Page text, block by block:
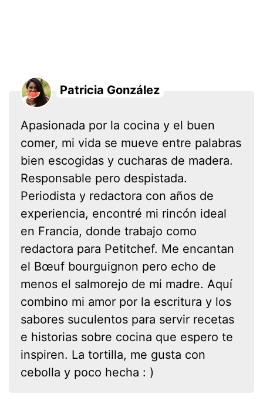
Patricia González
Apasionada por la cocina y el buen
comer, mi vida se mueve entre palabras
bien escogidas y cucharas de madera.
Responsable pero despistada.
Periodista y redactora con años de
experiencia, encontré mi rincón ideal
en Francia, donde trabajo como
redactora para Petitchef. Me encantan
el Bœuf bourguignon pero echo de
menos el salmorejo de mi madre. Aquí
combino mi amor por la escritura y los
sabores suculentos para servir recetas
e historias sobre cocina que espero te
inspiren. La tortilla, me gusta con
cebolla y poco hecha : )